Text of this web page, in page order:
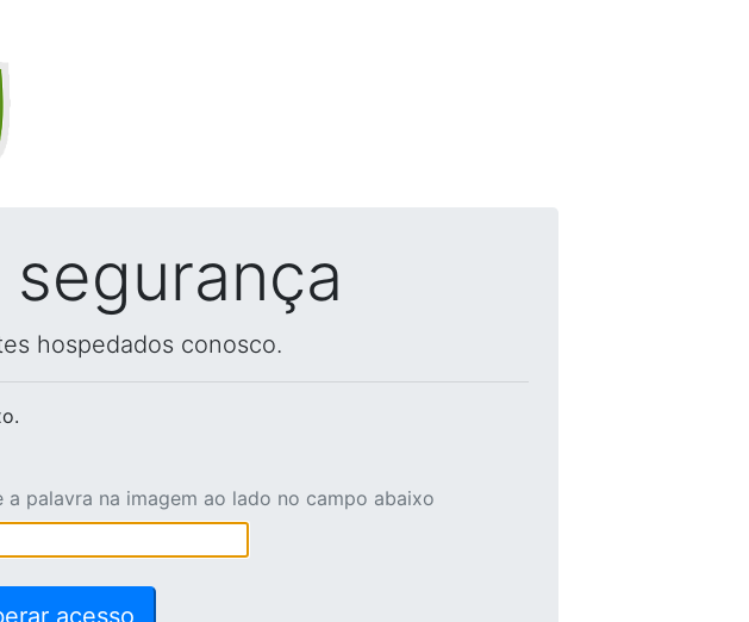
hospedados conosco.
a palavra na imagem ao lado no campo abaixo